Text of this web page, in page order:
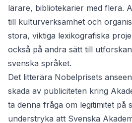
lärare, bibliotekarier med flera.
till kulturverksamhet och
stora, viktiga lexikografiska
också på andra sätt till
svenska språket.
Det litterära Nobelprisets
skada av publiciteten kring
ta denna fråga om legitimitet på
understryka att Svenska